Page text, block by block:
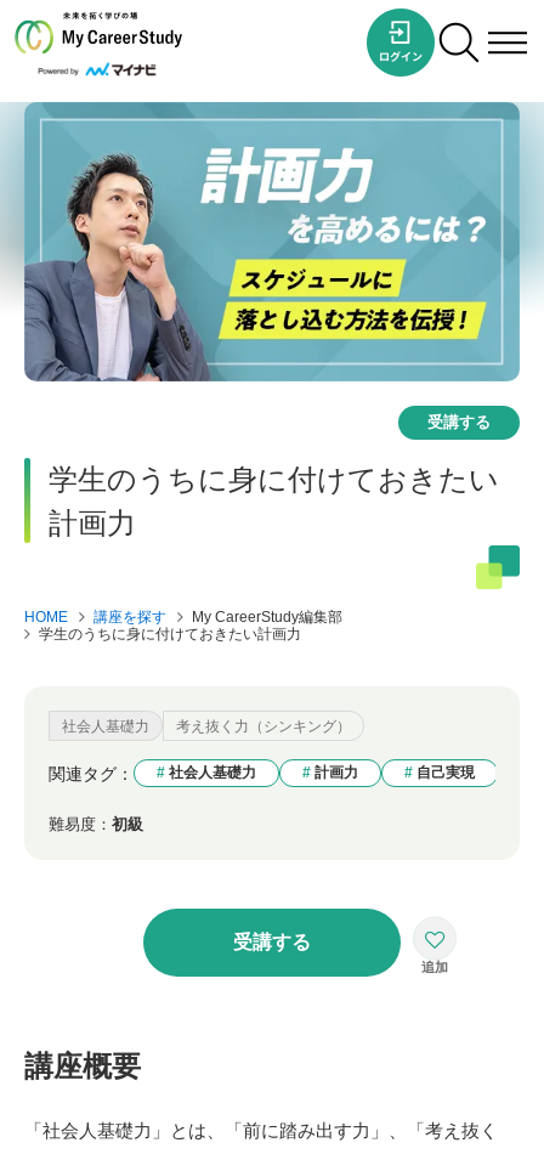
受講する
学生のうちに身に付けておきたい
計画力
HOME 講座を探す
My CareerStudy編集部
学生のうちに身に付けておきたい計画力
社会人基礎力 考え抜く力（シンキング）
関連タグ： 社会人基礎力 計画力 自己実現
難易度： 初級
受講する
講座概要
「社会人基礎力」とは、「前に踏み出す力」、「考え抜く